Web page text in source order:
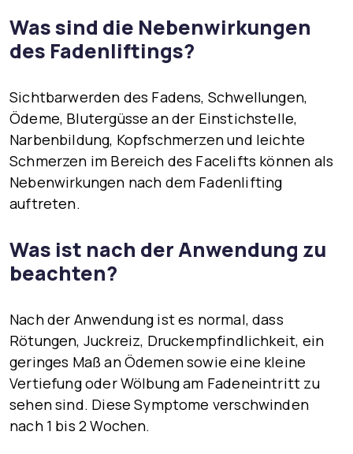
Was sind die Nebenwirkungen
des Fadenliftings?
Sichtbarwerden des Fadens, Schwellungen,
Ödeme, Blutergüsse an der Einstichstelle,
Narbenbildung, Kopfschmerzen und leichte
Schmerzen im Bereich des Facelifts können als
Nebenwirkungen nach dem Fadenlifting
auftreten.
Was ist nach der Anwendung zu
beachten?
Nach der Anwendung ist es normal, dass
Rötungen, Juckreiz, Druckempfindlichkeit, ein
geringes Maß an Ödemen sowie eine kleine
Vertiefung oder Wölbung am Fadeneintritt zu
sehen sind. Diese Symptome verschwinden
nach 1 bis 2 Wochen.